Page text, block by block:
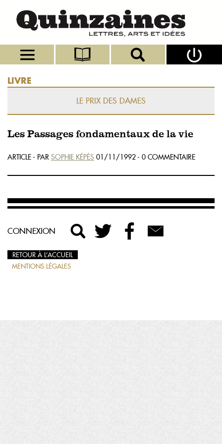
LIVRE
LE PRIX DES DAMES
Les Passages fondamentaux de la vie
ARTICLE - PAR SOPHIE KÉPÈS 01/11/1992 - 0 COMMENTAIRE
CONNEXION
RETOUR À L’ACCUEIL
MENTIONS LÉGALES